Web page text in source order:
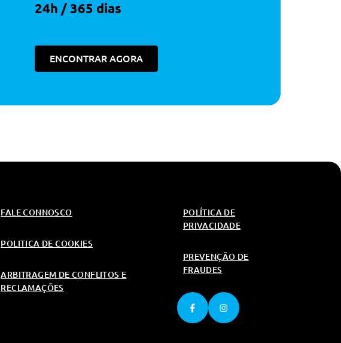
24h / 365 dias
ENCONTRAR AGORA
FALE CONNOSCO
POLITICA DE COOKIES
ARBITRAGEM DE CONFLITOS E
RECLAMAÇÕES
POLÍTICA DE
PRIVACIDADE
PREVENÇÃO DE
FRAUDES